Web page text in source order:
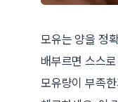
모유는 양을 정
배부르면 스스
모유량이 부족